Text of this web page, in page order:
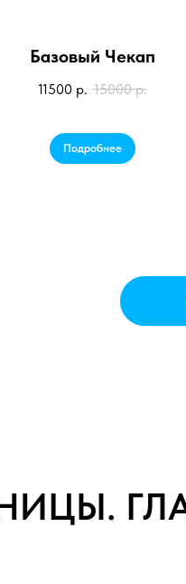
Базовый Чекап
11500 р. 15000 р.
Подробнее